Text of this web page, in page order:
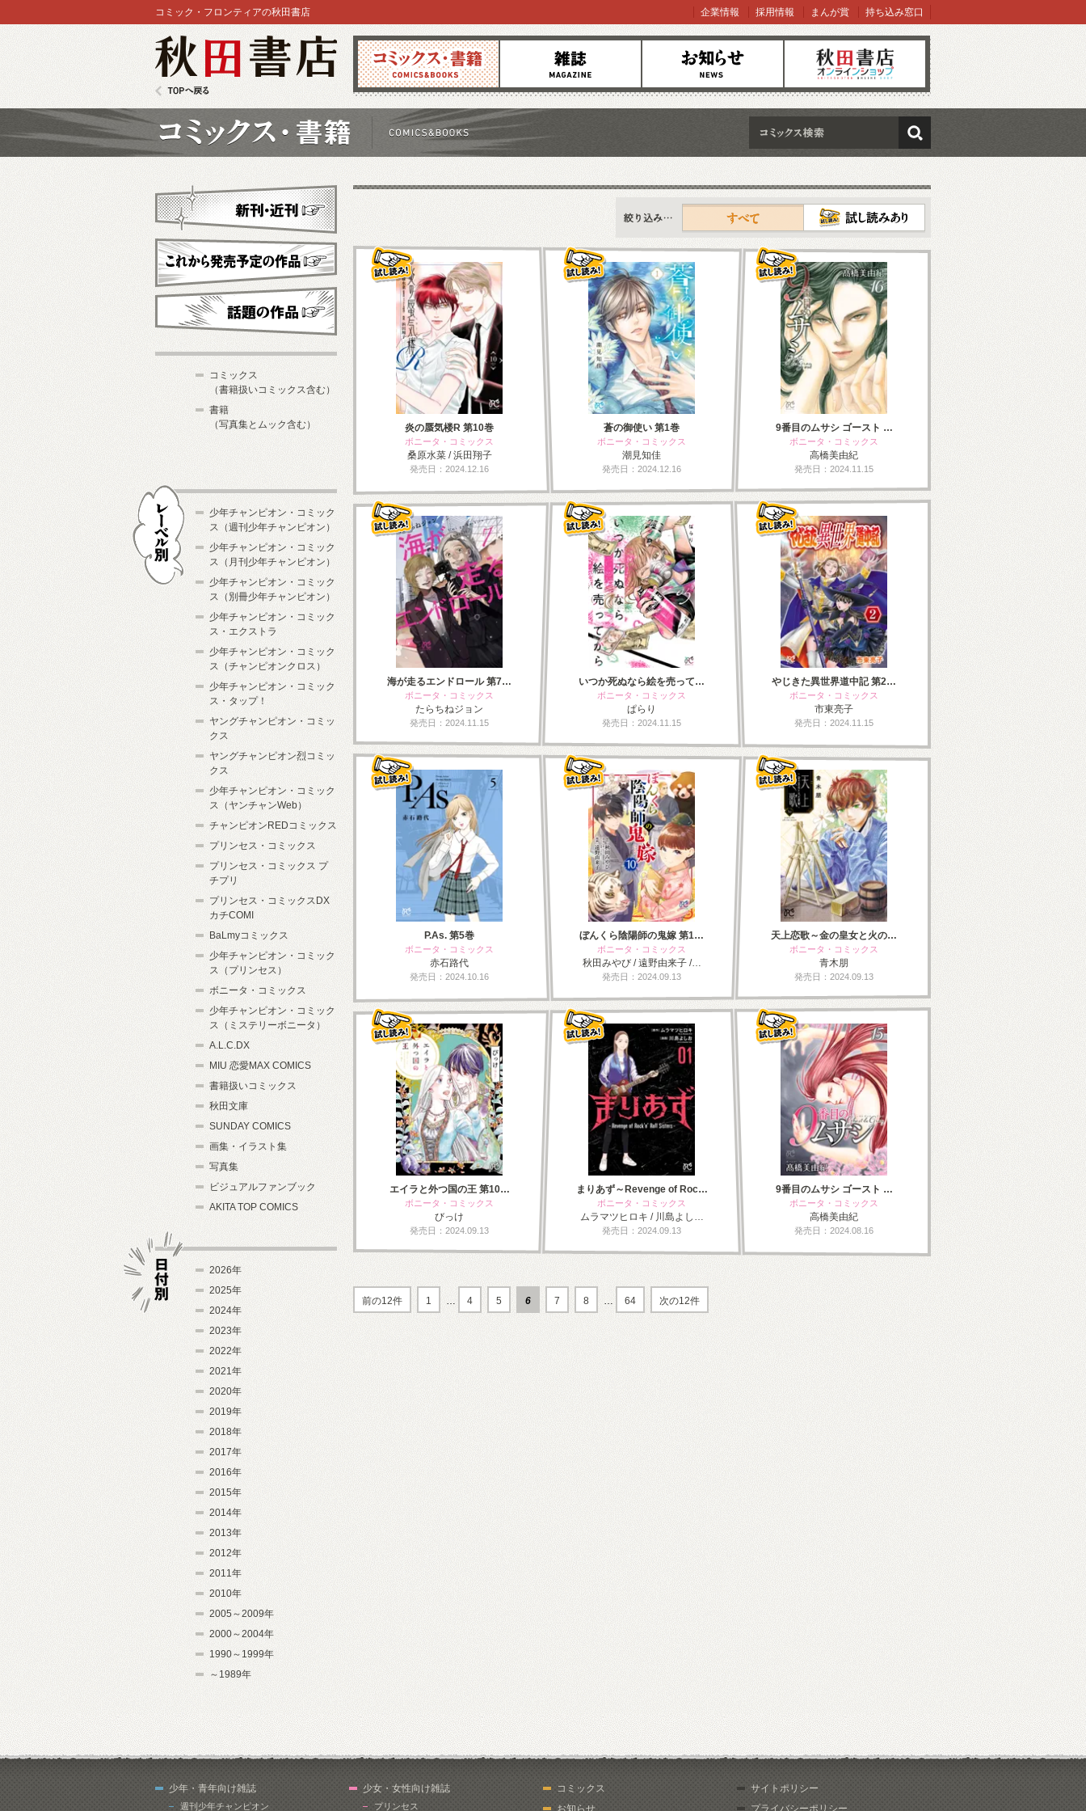
コミックス 雑誌 お知らせ オンラインショップ
コミック・フロンティアの秋田書店 企業情報 採用情報 まんが賞 持ち込み窓口
検索
新刊情報
すべて
炎の蜃気楼R 第10巻
ボニータ・コミックス
桑原水菜 / 浜田翔子
発売日：2024.12.16
蒼の御使い 第1巻
ボニータ・コミックス
潮見知佳
発売日：2024.12.16
9番目のムサシ ゴースト …
ボニータ・コミックス
高橋美由紀
発売日：2024.11.15
海が走るエンドロール 第7…
ボニータ・コミックス
たらちねジョン
発売日：2024.11.15
いつか死ぬなら絵を売って…
ボニータ・コミックス
ぱらり
発売日：2024.11.15
やじきた異世界道中記 第2…
ボニータ・コミックス
市東亮子
発売日：2024.11.15
P.As. 第5巻
ボニータ・コミックス
赤石路代
発売日：2024.10.16
ぼんくら陰陽師の鬼嫁 第1…
ボニータ・コミックス
秋田みやび / 遠野由来子 /…
発売日：2024.09.13
天上恋歌～金の皇女と火の…
ボニータ・コミックス
青木朋
発売日：2024.09.13
エイラと外つ国の王 第10…
ボニータ・コミックス
びっけ
発売日：2024.09.13
まりあず～Revenge of Roc…
ボニータ・コミックス
ムラマツヒロキ / 川島よし…
発売日：2024.09.13
9番目のムサシ ゴースト …
ボニータ・コミックス
高橋美由紀
発売日：2024.08.16
前の12件 1 … 4 5 6 7 8 … 64 次の12件
新刊・近刊
これから発売予定
コミックス
（書籍扱いコミックス含む）
書籍
（写真集とムック含む）
少年チャンピオン・コミック
ス（週刊少年チャンピオン）
少年チャンピオン・コミック
ス（月刊少年チャンピオン）
少年チャンピオン・コミック
ス（別冊少年チャンピオン）
少年チャンピオン・コミック
ス・エクストラ
少年チャンピオン・コミック
ス（チャンピオンクロス）
少年チャンピオン・コミック
ス・タップ！
ヤングチャンピオン・コミッ
クス
ヤングチャンピオン烈コミッ
クス
少年チャンピオン・コミック
ス（ヤンチャンWeb）
チャンピオンREDコミックス
プリンセス・コミックス
プリンセス・コミックス プ
チプリ
プリンセス・コミックスDX
カチCOMI
BaLmyコミックス
少年チャンピオン・コミック
ス（プリンセス）
ボニータ・コミックス
少年チャンピオン・コミック
ス（ミステリーボニータ）
A.L.C.DX
MIU 恋愛MAX COMICS
書籍扱いコミックス
秋田文庫
SUNDAY COMICS
画集・イラスト集
写真集
ビジュアルファンブック
AKITA TOP COMICS
2026年
2025年
2024年
2023年
2022年
2021年
2020年
2019年
2018年
2017年
2016年
2015年
2014年
2013年
2012年
2011年
2010年
2005～2009年
2000～2004年
1990～1999年
～1989年
少年・青年向け雑誌
週刊少年チャンピオン
少女・女性向け雑誌
プリンセス
コミックス
お知らせ
サイトポリシー
プライバシーポリシー